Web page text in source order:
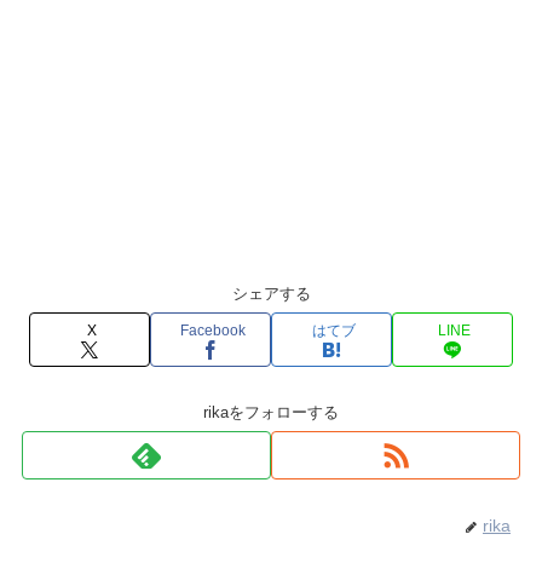
シェアする
X Facebook はてブ LINE
rikaをフォローする
rika